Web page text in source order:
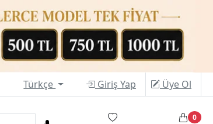
Türkçe Giriş Yap Üye Ol
0